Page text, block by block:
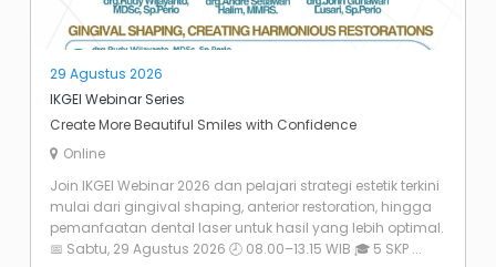
29 Agustus 2026
IKGEI Webinar Series
Create More Beautiful Smiles with Confidence
Online
Join IKGEI Webinar 2026 dan pelajari strategi estetik terkini
mulai dari gingival shaping, anterior restoration, hingga
pemanfaatan dental laser untuk hasil yang lebih optimal.
📅 Sabtu, 29 Agustus 2026 🕗 08.00–13.15 WIB 🎓 5 SKP ...